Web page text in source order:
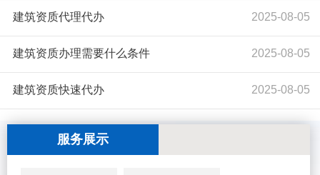
建筑资质代理代办 2025-08-05
建筑资质办理需要什么条件 2025-08-05
建筑资质快速代办 2025-08-05
服务展示